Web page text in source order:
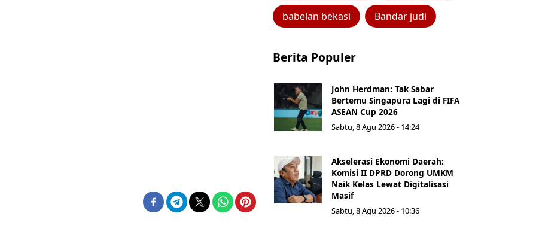
babelan bekasi Bandar judi
Berita Populer
John Herdman: Tak Sabar
Bertemu Singapura Lagi di FIFA
ASEAN Cup 2026
Sabtu, 8 Agu 2026 - 14:24
Akselerasi Ekonomi Daerah:
Komisi II DPRD Dorong UMKM
Naik Kelas Lewat Digitalisasi
Masif
Sabtu, 8 Agu 2026 - 10:36